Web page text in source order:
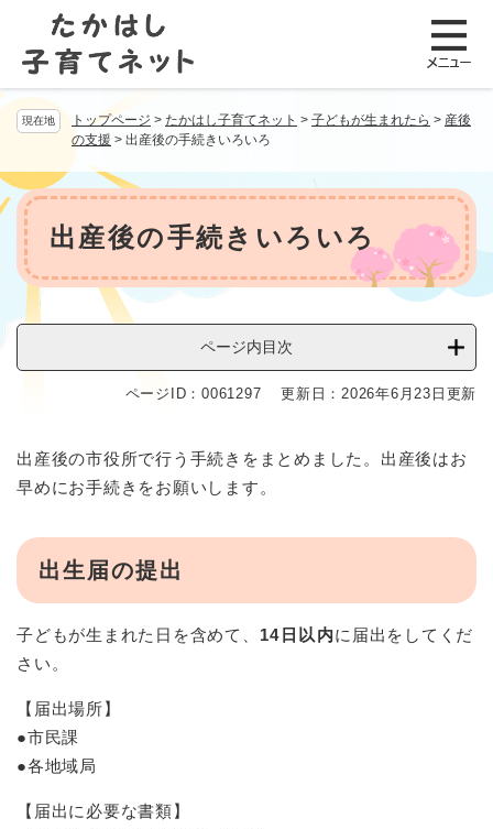
す
。
現在地 トップページ > たかはし子育てネット > 子どもが生まれたら > 産後
の支援 > 出産後の手続きいろいろ
本
文
出産後の手続きいろいろ
ページ内目次
ページID：0061297 更新日：2026年6月23日更新
出産後の市役所で行う手続きをまとめました。出産後はお
早めにお手続きをお願いします。
出生届の提出
子どもが生まれた日を含めて、 14日以内に届出をしてくだ
さい。
【届出場所】
●市民課
●各地域局
【届出に必要な書類】